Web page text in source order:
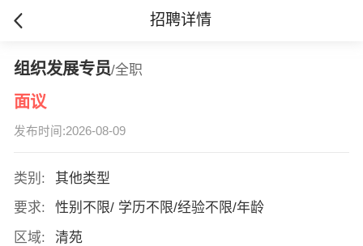
招聘详情
组织发展专员/全职
面议
发布时间:2026-08-09
类别:
其他类型
要求:
性别不限/ 学历不限/经验不限/年龄
区域:
清苑